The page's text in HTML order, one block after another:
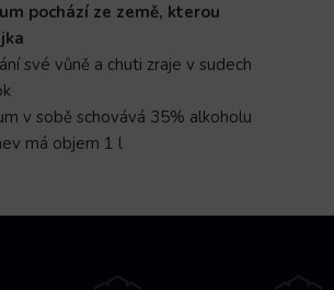
pochází ze země, kterou
své vůně a chuti zraje v sudech
v sobě schovává 35% alkoholu
má objem 1 l